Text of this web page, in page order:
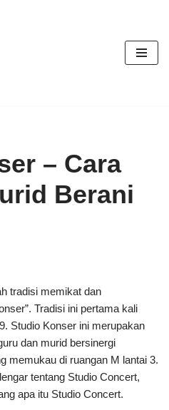
– Cara
Berani
tradisi memikat dan
Tradisi ini pertama kali
Studio Konser ini merupakan
dan murid bersinergi
memukau di ruangan M lantai 3.
tentang Studio Concert,
apa itu Studio Concert.